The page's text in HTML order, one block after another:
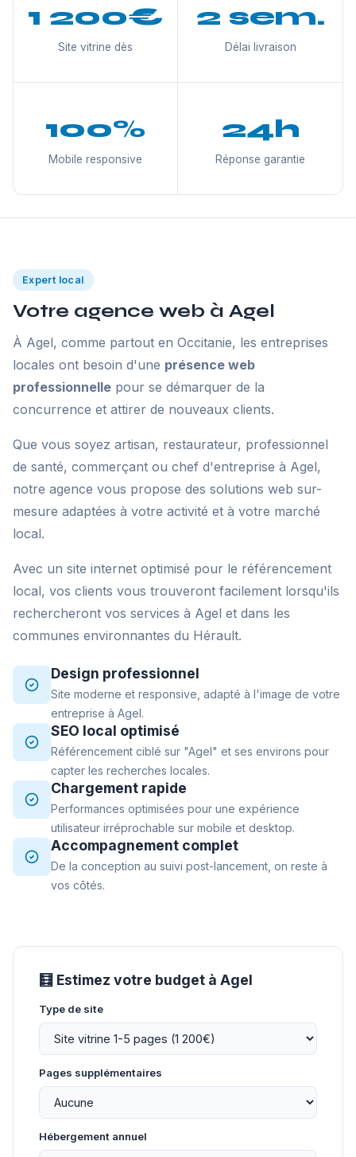
1 200€
Site vitrine dès
2 sem.
Délai livraison
100%
Mobile responsive
24h
Réponse garantie
Expert local
Votre agence web à Agel
À Agel, comme partout en Occitanie, les entreprises
locales ont besoin d'une présence web
professionnelle pour se démarquer de la
concurrence et attirer de nouveaux clients.
Que vous soyez artisan, restaurateur, professionnel
de santé, commerçant ou chef d'entreprise à Agel,
notre agence vous propose des solutions web sur-
mesure adaptées à votre activité et à votre marché
local.
Avec un site internet optimisé pour le référencement
local, vos clients vous trouveront facilement lorsqu'ils
rechercheront vos services à Agel et dans les
communes environnantes du Hérault.
Design professionnel
Site moderne et responsive, adapté à l'image de votre
entreprise à Agel.
SEO local optimisé
Référencement ciblé sur "Agel" et ses environs pour
capter les recherches locales.
Chargement rapide
Performances optimisées pour une expérience
utilisateur irréprochable sur mobile et desktop.
Accompagnement complet
De la conception au suivi post-lancement, on reste à
vos côtés.
🧮 Estimez votre budget à Agel
Type de site
Pages supplémentaires
Hébergement annuel